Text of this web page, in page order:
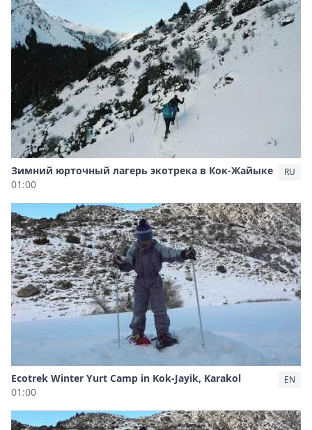
Зимний юрточный лагерь экотрека в Кок-Жайыке
01:00
RU
Ecotrek Winter Yurt Camp in Kok-Jayik, Karakol
01:00
EN